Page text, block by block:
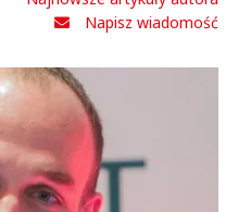
Napisz wiadomość